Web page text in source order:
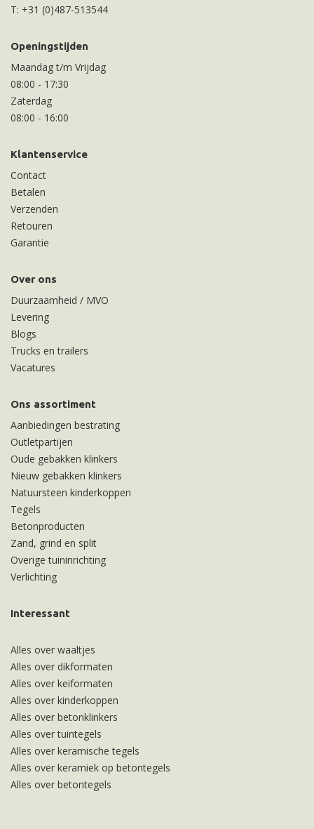
T: +31 (0)487-513544
Openingstijden
Maandag t/m Vrijdag
08:00 - 17:30
Zaterdag
08:00 - 16:00
Klantenservice
Contact
Betalen
Verzenden
Retouren
Garantie
Over ons
Duurzaamheid / MVO
Levering
Blogs
Trucks en trailers
Vacatures
Ons assortiment
Aanbiedingen bestrating
Outletpartijen
Oude gebakken klinkers
Nieuw gebakken klinkers
Natuursteen kinderkoppen
Tegels
Betonproducten
Zand, grind en split
Overige tuininrichting
Verlichting
Interessant
Alles over waaltjes
Alles over dikformaten
Alles over keiformaten
Alles over kinderkoppen
Alles over betonklinkers
Alles over tuintegels
Alles over keramische tegels
Alles over keramiek op betontegels
Alles over betontegels